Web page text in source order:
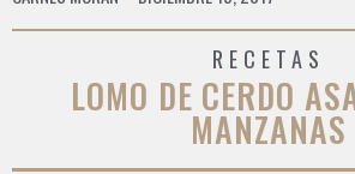
RECETAS
LOMO DE CERDO
MANZANAS